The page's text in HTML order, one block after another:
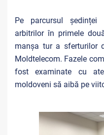
Pe parcursul
arbitrilor în primele
manșa tur a sferturilor
Moldtelecom. Fazele
fost examinate cu
moldoveni să aibă pe